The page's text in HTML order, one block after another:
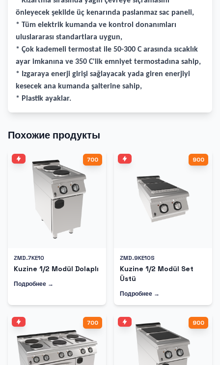
önleyecek şekilde üç kenarında paslanmaz sac paneli,
* Tüm elektrik kumanda ve kontrol donanımları
uluslararası standartlara uygun,
* Çok kademeli termostat ile 50-300 C arasında sıcaklık
ayar imkanına ve 350 C'lik emniyet termostadına sahip,
* Izgaraya enerji girişi sağlayacak yada giren enerjiyi
kesecek ana kumanda şalterine sahip,
* Plastik ayaklar.
Похожие продукты
700
ZMD.7KE10
Kuzine 1/2 Modül Dolaplı
Подробнее →
900
ZMD.9KE10S
Kuzine 1/2 Modül Set
Üstü
Подробнее →
700 900